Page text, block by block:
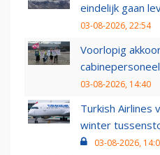
eindelijk gaan
03-08-2026, 22:54
Voorlopig
03-08-2026, 14:40
Turkish Airlines
winter
03-08-2026,